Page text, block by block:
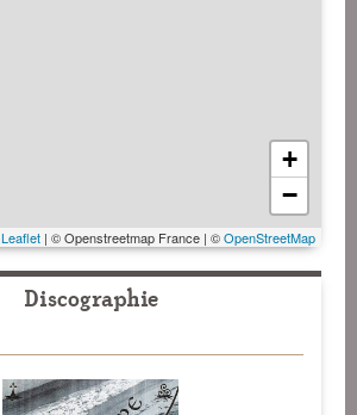
+
−
Leaflet | © Openstreetmap France | ©OpenStreetMap
Discographie